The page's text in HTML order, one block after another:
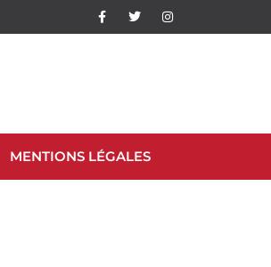
MENTIONS LÉGALES